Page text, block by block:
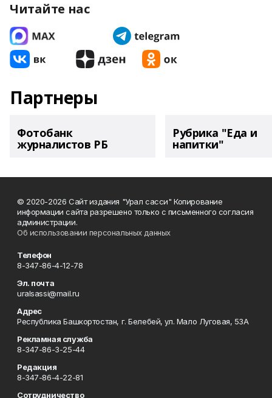
Читайте нас
Партнеры
Фотобанк
журналистов РБ
Рубрика "Еда и
напитки"
© 2020-2026 Сайт издания "Урал сасси" Копирование
информации сайта разрешено только с письменного согласия
администрации.
Об использовании персональных данных
Телефон
8-347-86-4-12-78
Эл. почта
uralsassi@mail.ru
Адрес
Республика Башкортостан, г. Белебей, ул. Мало Луговая, 53А
Рекламная служба
8-347-86-3-25-44
Редакция
8-347-86-4-22-81
Сотрудничество